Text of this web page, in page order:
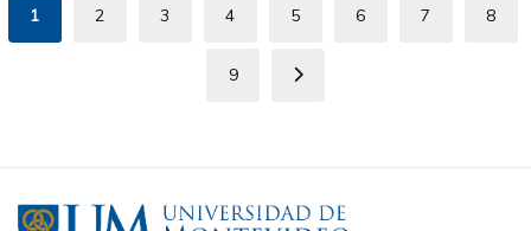
Página
1
Page
2
Page
3
Page
4
Page
5
Page
6
Page
7
Page
8
Page
9
Siguiente